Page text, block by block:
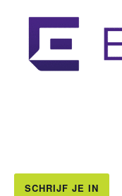
SCHRIJF JE IN